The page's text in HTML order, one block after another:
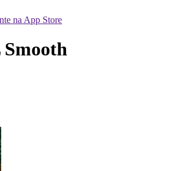
na App Store
Smooth